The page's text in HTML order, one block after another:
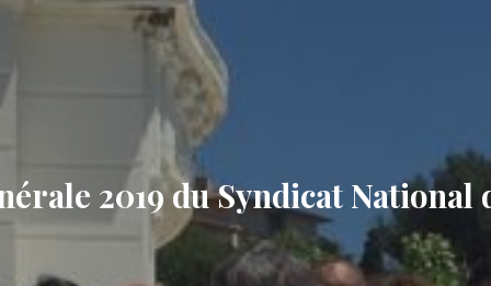
2019 du Syndicat National